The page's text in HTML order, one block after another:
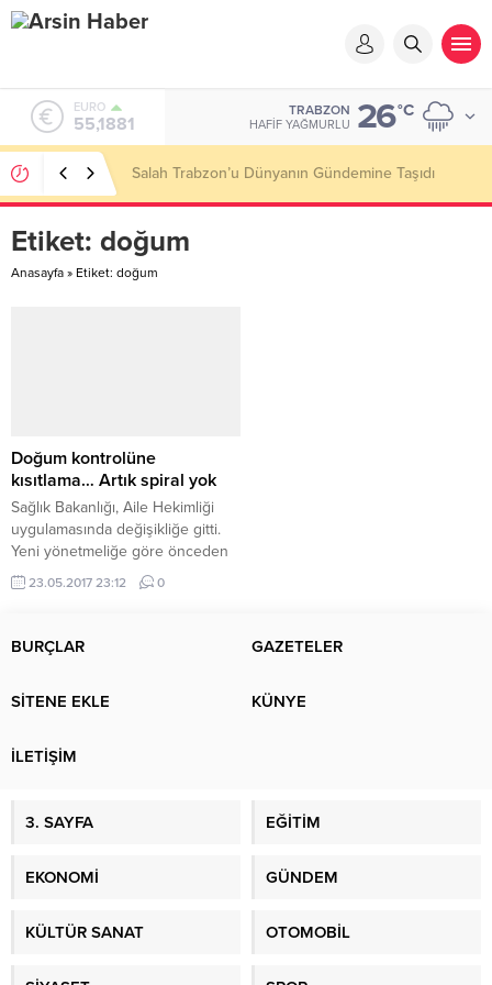
EURO
55,1881
TRABZON
HAFIF YAĞMURLU 26°C
Salah Trabzon’u Dünyanın Gündemine Taşıdı
Etiket: doğum
Anasayfa » Etiket: doğum
Doğum kontrolüne
kısıtlama… Artık spiral yok
Sağlık Bakanlığı, Aile Hekimliği
uygulamasında değişikliğe gitti.
Yeni yönetmeliğe göre önceden
3 bin 500 kişiye bir aile hekimi
düşerken, şimdi aile hekimleri 2
hekimi değişikliği ve randevusu
gibi işlemler elektronik ortamda
için spiral takılması uygulamasına
23.05.2017 23:12 0
BURÇLAR GAZETELER
SİTENE EKLE KÜNYE
İLETİŞİM
3. SAYFA EĞİTİM
EKONOMİ GÜNDEM
KÜLTÜR SANAT OTOMOBİL